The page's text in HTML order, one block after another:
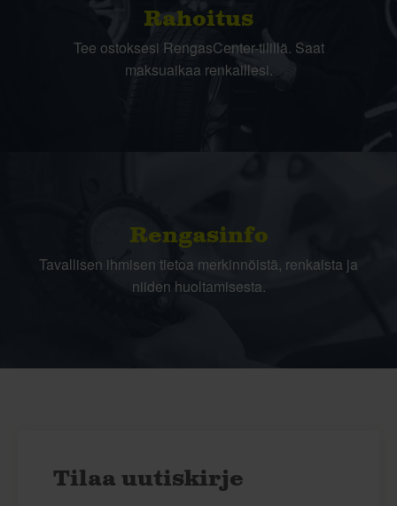
Rahoitus
Tee ostoksesi RengasCenter-tilillä. Saat
maksuaikaa renkaillesi.
Rengasinfo
Tavallisen ihmisen tietoa merkinnöistä, renkaista ja
niiden huoltamisesta.
Tilaa uutiskirje